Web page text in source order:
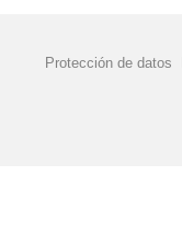
Protección de datos